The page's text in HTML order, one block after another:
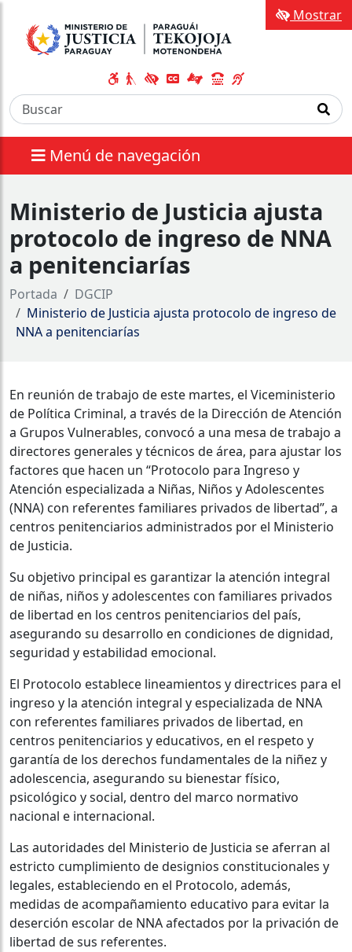
Menú de navegación
Mostrar
Ministerio de Justicia ajusta
protocolo de ingreso de NNA
a penitenciarías
Portada
DGCIP
Ministerio de Justicia ajusta protocolo de ingreso de
NNA a penitenciarías
En reunión de trabajo de este martes, el Viceministerio
de Política Criminal, a través de la Dirección de Atención
a Grupos Vulnerables, convocó a una mesa de trabajo a
directores generales y técnicos de área, para ajustar los
factores que hacen un “Protocolo para Ingreso y
Atención especializada a Niñas, Niños y Adolescentes
(NNA) con referentes familiares privados de libertad”, a
centros penitenciarios administrados por el Ministerio
de Justicia.
Su objetivo principal es garantizar la atención integral
de niñas, niños y adolescentes con familiares privados
de libertad en los centros penitenciarios del país,
asegurando su desarrollo en condiciones de dignidad,
seguridad y estabilidad emocional.
El Protocolo establece lineamientos y directrices para el
ingreso y la atención integral y especializada de NNA
con referentes familiares privados de libertad, en
centros penitenciarios y educativos, en el respeto y
garantía de los derechos fundamentales de la niñez y
adolescencia, asegurando su bienestar físico,
psicológico y social, dentro del marco normativo
nacional e internacional.
Las autoridades del Ministerio de Justicia se aferran al
estricto cumplimiento de designios constitucionales y
legales, estableciendo en el Protocolo, además,
medidas de acompañamiento educativo para evitar la
deserción escolar de NNA afectados por la privación de
libertad de sus referentes.